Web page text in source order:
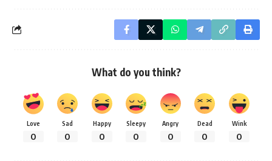
What do you think?
Love
0
Sad
0
Happy
0
Sleepy
0
Angry
0
Dead
0
Wink
0